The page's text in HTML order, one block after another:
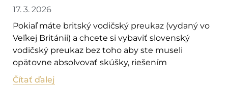
17. 3. 2026
Pokiaľ máte britský vodičský preukaz (vydaný vo
Veľkej Británii) a chcete si vybaviť slovenský
vodičský preukaz bez toho aby ste museli
opätovne absolvovať skúšky, riešením
Čítať ďalej